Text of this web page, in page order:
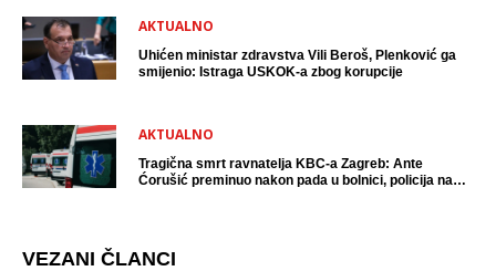
AKTUALNO
Uhićen ministar zdravstva Vili Beroš, Plenković ga
smijenio: Istraga USKOK-a zbog korupcije
AKTUALNO
Tragična smrt ravnatelja KBC-a Zagreb: Ante
Ćorušić preminuo nakon pada u bolnici, policija na
VEZANI ČLANCI